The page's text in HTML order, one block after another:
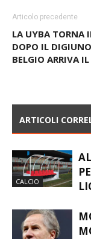
Articolo precedente
LA UYBA TORNA
DOPO IL
BELGIO ARRIVA
ARTICOLI
CALCIO